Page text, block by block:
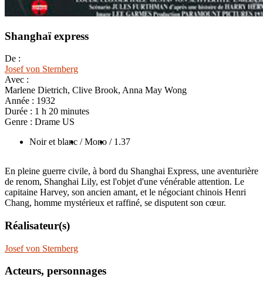
Shanghaï express
De :
Josef von Sternberg
Avec :
Marlene Dietrich, Clive Brook, Anna May Wong
Année : 1932
Durée : 1 h 20 minutes
Genre : Drame US
Noir et blanc / Mono / 1.37
En pleine guerre civile, à bord du Shanghai Express, une aventurière
de renom, Shanghai Lily, est l'objet d'une vénérable attention. Le
capitaine Harvey, son ancien amant, et le négociant chinois Henri
Chang, homme mystérieux et raffiné, se disputent son cœur.
Réalisateur(s)
Josef von Sternberg
Acteurs, personnages